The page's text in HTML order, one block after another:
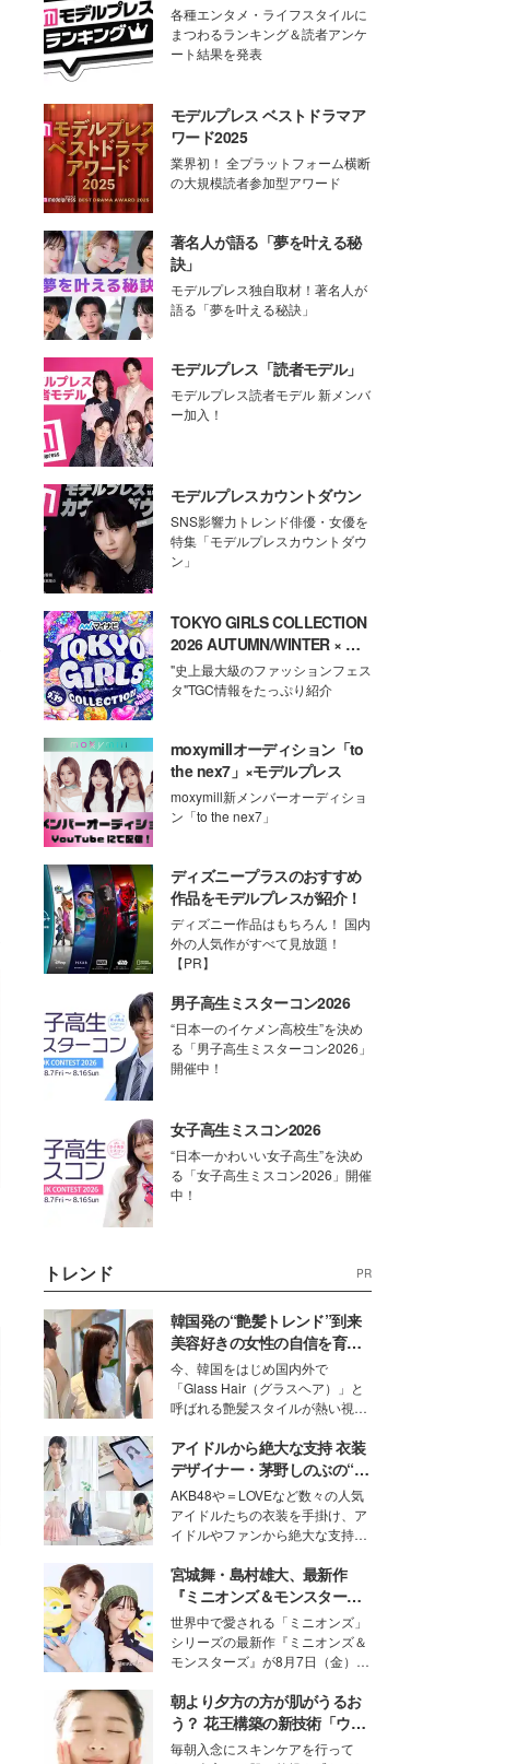
各種エンタメ・ライフスタイルに
まつわるランキング＆読者アンケ
ート結果を発表
モデルプレス ベストドラマア
ワード2025
業界初！ 全プラットフォーム横断
の大規模読者参加型アワード
著名人が語る「夢を叶える秘
訣」
モデルプレス独自取材！著名人が
語る「夢を叶える秘訣」
モデルプレス「読者モデル」
モデルプレス読者モデル 新メンバ
ー加入！
モデルプレスカウントダウン
SNS影響力トレンド俳優・女優を
特集「モデルプレスカウントダウ
ン」
TOKYO GIRLS COLLECTION
2026 AUTUMN/WINTER × モ
デルプレス
"史上最大級のファッションフェス
タ"TGC情報をたっぷり紹介
moxymillオーディション「to
the nex7」×モデルプレス
moxymill新メンバーオーディショ
ン「to the nex7」
ディズニープラスのおすすめ
作品をモデルプレスが紹介！
ディズニー作品はもちろん！ 国内
外の人気作がすべて見放題！
【PR】
男子高生ミスターコン2026
“日本一のイケメン高校生”を決め
る「男子高生ミスターコン2026」
開催中！
女子高生ミスコン2026
“日本一かわいい女子高生”を決め
る「女子高生ミスコン2026」開催
中！
トレンド PR
韓国発の“艶髪トレンド”到来
美容好きの女性の自信を育む
「ヘアケア事情」って？
今、韓国をはじめ国内外で
「Glass Hair（グラスヘア）」と
呼ばれる艶髪スタイルが熱い視線
ションの完成度を高めるベースと
して、“髪そのものの美しさ”に改
めて注目する人が増えている様
子。今回は、そんな憧れの艶やか
な髪を日常で叶える、美容好きの
女性たちのヘアケア事情を紹介し
ます。
アイドルから絶大な支持 衣装
デザイナー・茅野しのぶの“可
愛い”を作る美学＜「シチズン
クロスシー」インタビュー＞
AKB48や＝LOVEなど数々の人気
アイドルたちの衣装を手掛け、ア
イドルやファンから絶大な支持を
取締役兼クリエイティブディレク
ター・茅野しのぶ。一人ひとりの
個性に寄り添い、魅力を引き出す
衣装作りは、多くの女性たちに勇
気と自信を与え続けている。
宮城舞・島村雄大、最新作
『ミニオンズ＆モンスター
ズ』の魅力熱弁 ハチャメチャ
だけじゃない“友情と絆”に感
動
世界中で愛される「ミニオンズ」
シリーズの最新作『ミニオンズ＆
モンスターズ』が8月7日（金）に
ニオン好き”という共通点を持つモ
デルの宮城舞と島村雄大の特別対
談をお届け！それぞれの視点か
ら、今作ならではの魅力や予想外
朝より夕方の方が肌がうるお
う？ 花王構築の新技術「ウォ
ーターキャプチャリングスキ
毎朝入念にスキンケアを行って